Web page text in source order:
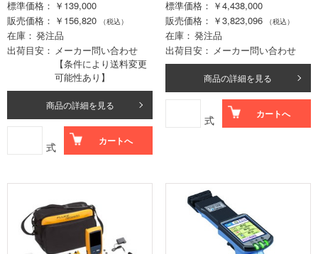
標準価格
￥139,000
販売価格
￥156,820 （税込）
在庫
発注品
出荷目安
メーカー問い合わせ
【条件により送料変更
可能性あり】
商品の詳細を見る
式 カートへ
標準価格
￥4,438,000
販売価格
￥3,823,096 （税込）
在庫
発注品
出荷目安
メーカー問い合わせ
商品の詳細を見る
式 カートへ